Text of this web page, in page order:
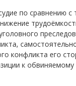
по сравнению
конфликта его
к